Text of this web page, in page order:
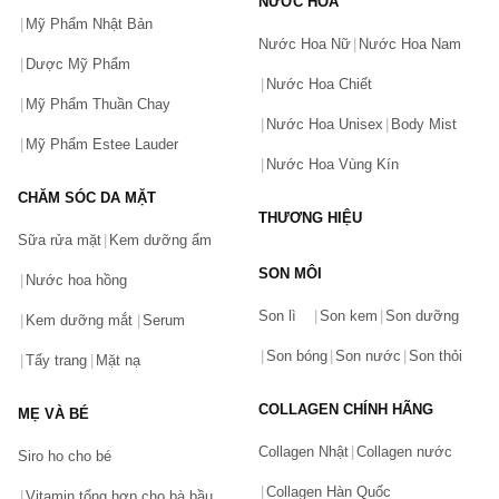
Bạn gặp vấn đề về sản phẩm hay mua hàng?
Hãy báo lỗi cho chúng tôi. Hoặc gọi cho chúng tôi qua số
Mỹ Phẩm Nhật Bản
Dược Mỹ Phẩm
Mỹ Phẩm Thuần Chay
Mỹ Phẩm Estee Lauder
CHĂM SÓC DA MẶT
Sữa rửa mặt Kem dưỡng ẩm
Nước hoa hồng
Kem dưỡng mắt Serum
Tẩy trang Mặt nạ
MẸ VÀ BÉ
Siro ho cho bé
Nước Hoa Nữ Nước Hoa Nam
Nước Hoa Chiết
Nước Hoa Unisex Body Mist
Nước Hoa Vùng Kín
THƯƠNG HIỆU
SON MÔI
Son lì Son kem Son dưỡng
Son bóng Son nước Son thỏi
COLLAGEN CHÍNH HÃNG
Collagen Nhật Collagen nước
Collagen Hàn Quốc